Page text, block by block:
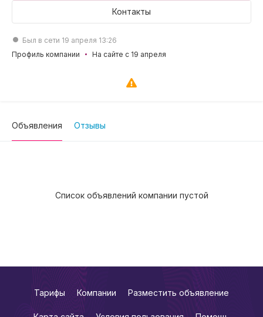
Контакты
Был в сети 19 апреля 13:26
Профиль компании
На сайте с 19 апреля
Объявления Отзывы
Список объявлений компании пустой
Тарифы Компании Разместить объявление